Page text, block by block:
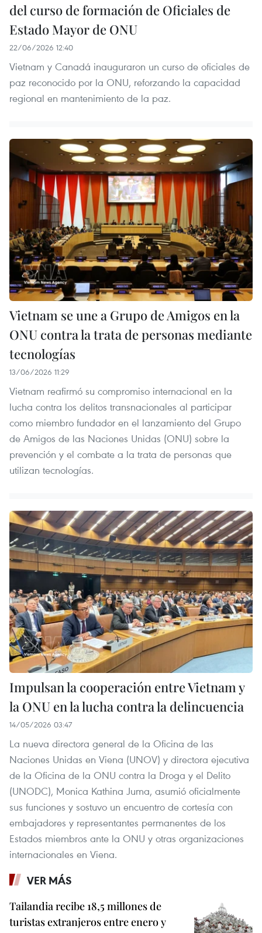
del curso de formación de Oficiales de
Estado Mayor de ONU
22/06/2026 12:40
Vietnam y Canadá inauguraron un curso de oficiales de
paz reconocido por la ONU, reforzando la capacidad
regional en mantenimiento de la paz.
Vietnam se une a Grupo de Amigos en la
ONU contra la trata de personas mediante
tecnologías
13/06/2026 11:29
Vietnam reafirmó su compromiso internacional en la
lucha contra los delitos transnacionales al participar
como miembro fundador en el lanzamiento del Grupo
de Amigos de las Naciones Unidas (ONU) sobre la
prevención y el combate a la trata de personas que
utilizan tecnologías.
Impulsan la cooperación entre Vietnam y
la ONU en la lucha contra la delincuencia
14/05/2026 03:47
La nueva directora general de la Oficina de las
Naciones Unidas en Viena (UNOV) y directora ejecutiva
de la Oficina de la ONU contra la Droga y el Delito
(UNODC), Monica Kathina Juma, asumió oficialmente
sus funciones y sostuvo un encuentro de cortesía con
embajadores y representantes permanentes de los
Estados miembros ante la ONU y otras organizaciones
internacionales en Viena.
VER MÁS
Tailandia recibe 18,5 millones de
turistas extranjeros entre enero y